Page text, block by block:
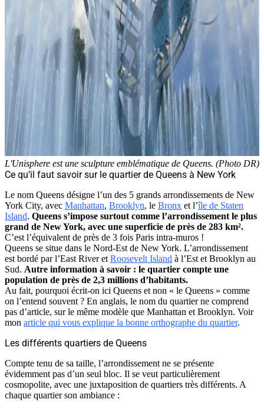
L'Unisphere est une sculpture emblématique de Queens. (Photo DR)
Ce qu’il faut savoir sur le quartier de Queens à New York
Le nom Queens désigne l’un des 5 grands arrondissements de New
York City, avec Manhattan, Brooklyn, le Bronx et l’île de Staten
Island. Queens s’impose surtout comme l’arrondissement le plus
grand de New York, avec une superficie de près de 283 km².
C’est l’équivalent de près de 3 fois Paris intra-muros !
Queens se situe dans le Nord-Est de New York. L’arrondissement
est bordé par l’East River et Roosevelt Island à l’Est et Brooklyn au
Sud. Autre information à savoir : le quartier compte une
population de près de 2,3 millions d’habitants.
Au fait, pourquoi écrit-on ici Queens et non « le Queens » comme
on l’entend souvent ? En anglais, le nom du quartier ne comprend
pas d’article, sur le même modèle que Manhattan et Brooklyn. Voir
mon article qui vous explique la bonne orthographe du quartier.
Les différents quartiers de Queens
Compte tenu de sa taille, l’arrondissement ne se présente
évidemment pas d’un seul bloc. Il se veut particulièrement
cosmopolite, avec une juxtaposition de quartiers très différents. A
chaque quartier son ambiance :